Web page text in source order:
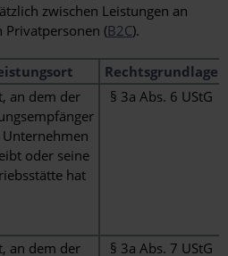
zwischen Leistungen an
Privatpersonen (B2C).
Rechtsgrundlage
an dem der
Unternehmen
oder seine
hat
§ 3a Abs. 6 UStG
an dem der
§ 3a Abs. 7 UStG